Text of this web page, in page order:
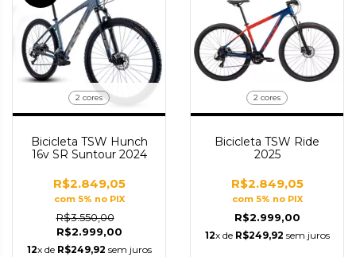
2 cores
Bicicleta TSW Hunch
16v SR Suntour 2024
R$2.849,05
com 5% no PIX
R$3.550,00
R$2.999,00
12x de R$249,92 sem juros
2 cores
Bicicleta TSW Ride
2025
R$2.849,05
com 5% no PIX
R$2.999,00
12x de R$249,92 sem juros